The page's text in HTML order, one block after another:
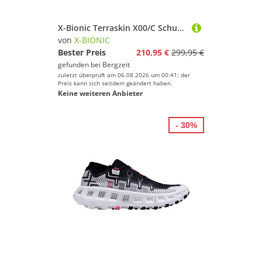
X-Bionic Terraskin X00/C Schuhe
von X-BIONIC
Bester Preis
210,95 € 299,95 €
gefunden bei Bergzeit
zuletzt überprüft am 06.08.2026 um 00:41; der
Preis kann sich seitdem geändert haben.
Keine weiteren Anbieter
- 30%